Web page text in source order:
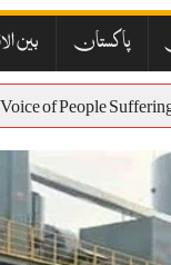
پاکستان بین
the Voice of